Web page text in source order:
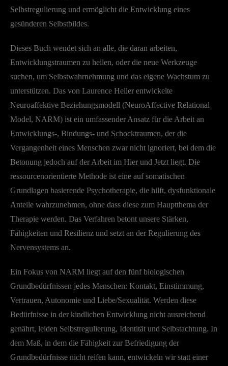
Selbstregulierung und ermöglicht die Entwicklung eines
gesünderen Selbstbildes.
Dieses Buch wendet sich an alle, die daran arbeiten,
Entwicklungstraumen zu heilen, oder die neue Werkzeuge
suchen, um Selbstwahrnehmung und das eigene Wachstum zu
unterstützen. Das von Laurence Heller entwickelte
Neuroaffektive Beziehungsmodell (NeuroAffective Relational
Model, NARM) ist ein umfassender Ansatz für die Arbeit an
Entwicklungs-, Bindungs- und Schocktraumen, der die
Vergangenheit eines Menschen zwar nicht ignoriert, bei dem die
Betonung jedoch auf der Arbeit im Hier und Jetzt liegt. Die
ressourcenorientierte Methode ist eine auf somatischen
Grundlagen basierende Psychotherapie, die hilft, dysfunktionale
Anteile wahrzunehmen, ohne dass diese zum Hauptthema der
Therapie werden. Das Verfahren betont unsere Stärken,
Fähigkeiten und Resilienz und setzt an der Regulierung des
Nervensystems an.
Ein Fokus von NARM liegt auf den fünf biologischen
Grundbedürfnissen jedes Menschen: Kontakt, Einstimmung,
Vertrauen, Autonomie und Liebe/Sexualität. Werden diese
Bedürfnisse in der kindlichen Entwicklung nicht ausreichend
genährt, leiden Selbstregulierung, Identität und Selbstachtung. In
dem Maß, in dem die Fähigkeit zur Befriedigung der
Grundbedürfnisse nicht reifen kann, entwickeln wir statt einer